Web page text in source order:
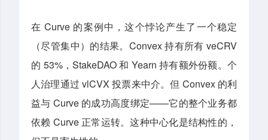
在 Curve 的案例中，这个悖论产生了一个稳定
（尽管集中）的结果。Convex 持有所有 veCRV
的 53%，StakeDAO 和 Yearn 持有额外份额。个
人治理通过 vlCVX 投票来中介。但 Convex 的利
益与 Curve 的成功高度绑定——它的整个业务都
依赖 Curve 正常运转。这种中心化是结构性的，